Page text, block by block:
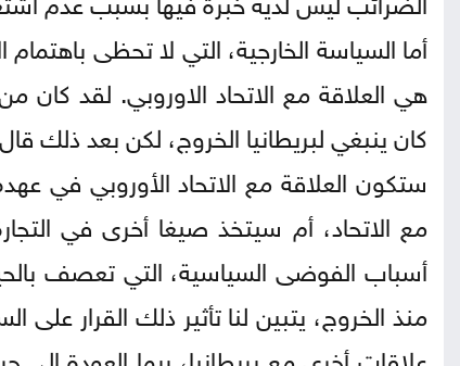
أما السياسة الخارجية، التي لا تحظى
هي العلاقة مع الاتحاد الاوروبي. لقد كان
كان ينبغي لبريطانيا الخروج، لكن بعد
ستكون العلاقة مع الاتحاد الأوروبي في
مع الاتحاد، أم سيتخذ صيغا أخرى في
أسباب الفوضى السياسية، التي تعصف
منذ الخروج، يتبين لنا تأثير ذلك القرار
علاقات أخرى مع بريطانيا، ربما العودة إلى